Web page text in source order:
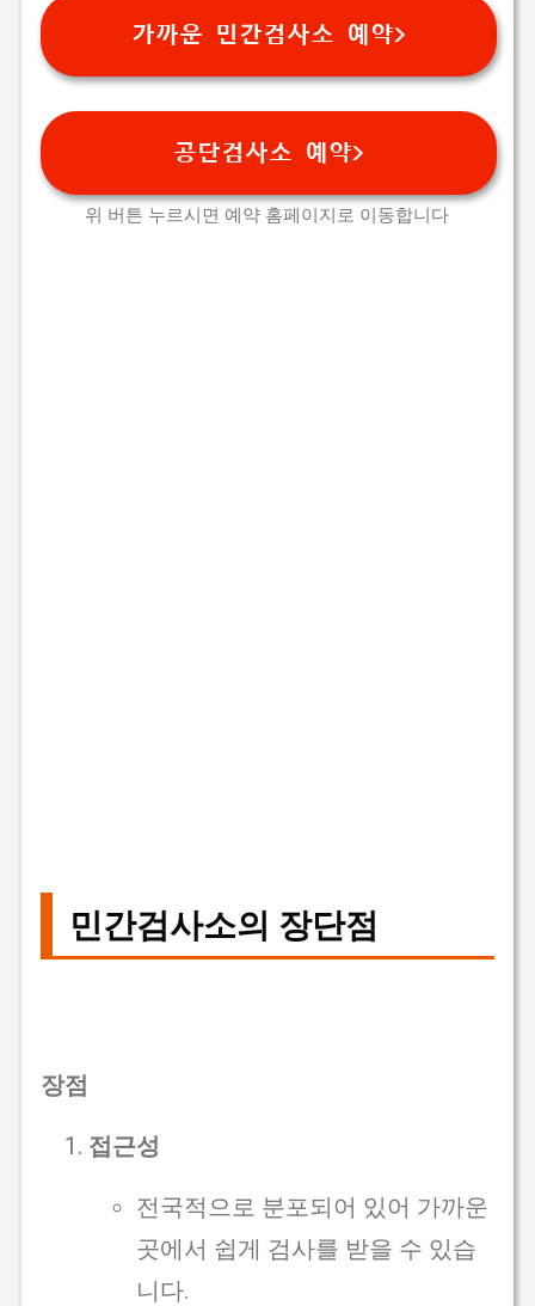
가까운 민간검사소 예약>
공단검사소 예약>
위 버튼 누르시면 예약 홈페이지로 이동합니다
민간검사소의 장단점
장점
접근성
전국적으로 분포되어 있어 가까운
곳에서 쉽게 검사를 받을 수 있습
니다.